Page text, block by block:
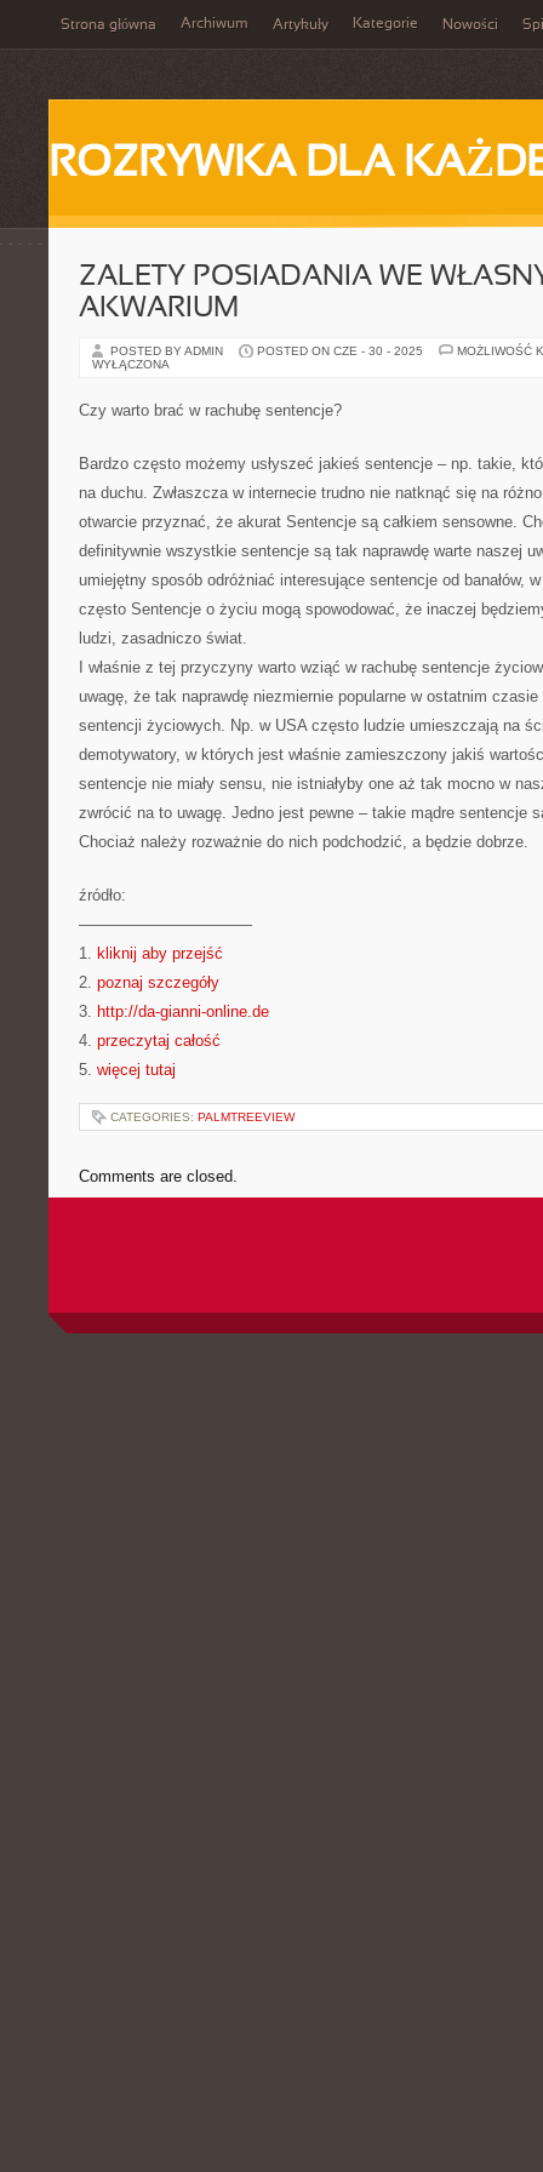
Strona główna Archiwum Artykuły Kategorie Nowości
ROZRYWKA DLA
ZALETY POSIADANIA WE
AKWARIUM
POSTED BY ADMIN POSTED ON CZE - 30 - 2025
MOŻLIWOŚĆ
WYŁĄCZONA
Czy warto brać w rachubę sentencje?
Bardzo często możemy usłyszeć jakieś sentencje – np. takie,
na duchu. Zwłaszcza w internecie trudno nie natknąć się na
otwarcie przyznać, że akurat Sentencje są całkiem sensowne.
definitywnie wszystkie sentencje są tak naprawdę warte naszej
umiejętny sposób odróżniać interesujące sentencje od banałów,
często Sentencje o życiu mogą spowodować, że inaczej
ludzi, zasadniczo świat.
I właśnie z tej przyczyny warto wziąć w rachubę sentencje
uwagę, że tak naprawdę niezmiernie popularne w ostatnim czasie
sentencji życiowych. Np. w USA często ludzie umieszczają na
demotywatory, w których jest właśnie zamieszczony jakiś
sentencje nie miały sensu, nie istniałyby one aż tak mocno w
zwrócić na to uwagę. Jedno jest pewne – takie mądre sentencje
Chociaż należy rozważnie do nich podchodzić, a będzie dobrze.
źródło:
———————————
1. kliknij aby przejść
2. poznaj szczegóły
3. http://da-gianni-online.de
4. przeczytaj całość
5. więcej tutaj
CATEGORIES: PALMTREEVIEW
Comments are closed.